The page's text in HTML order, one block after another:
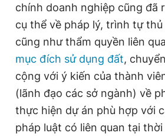
chính doanh nghiệp cũng đã
cụ thể về pháp lý, trình tự
cũng như thẩm quyền liên
mục đích sử dụng đất,
cộng với ý kiến của thành
(lãnh đạo các sở ngành) về
thực hiện dự án phù hợp với
pháp luật có liên quan tại